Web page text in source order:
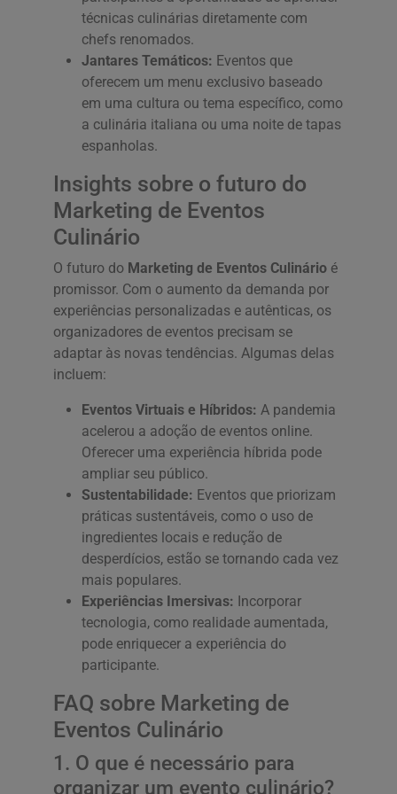
técnicas culinárias diretamente com
chefs renomados.
Jantares Temáticos: Eventos que
oferecem um menu exclusivo baseado
em uma cultura ou tema específico, como
a culinária italiana ou uma noite de tapas
espanholas.
Insights sobre o futuro do
Marketing de Eventos
Culinário
O futuro do Marketing de Eventos Culinário é
promissor. Com o aumento da demanda por
experiências personalizadas e autênticas, os
organizadores de eventos precisam se
adaptar às novas tendências. Algumas delas
incluem:
Eventos Virtuais e Híbridos: A pandemia
acelerou a adoção de eventos online.
Oferecer uma experiência híbrida pode
ampliar seu público.
Sustentabilidade: Eventos que priorizam
práticas sustentáveis, como o uso de
ingredientes locais e redução de
desperdícios, estão se tornando cada vez
mais populares.
Experiências Imersivas: Incorporar
tecnologia, como realidade aumentada,
pode enriquecer a experiência do
participante.
FAQ sobre Marketing de
Eventos Culinário
1. O que é necessário para
organizar um evento culinário?